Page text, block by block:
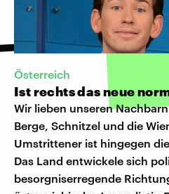
Österreich
Ist rechts das neue
Wir lieben unseren
Berge, Schnitzel und die
Umstrittener ist hingegen
Das Land entwickele sich
besorgniserregende